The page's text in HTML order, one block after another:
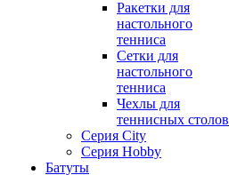
Ракетки для
настольного
тенниса
Сетки для
настольного
тенниса
Чехлы для
теннисных столов
Серия City
Серия Hobby
Батуты